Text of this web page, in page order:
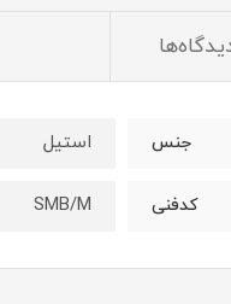
جنس استیل
کدفنی SMB/M